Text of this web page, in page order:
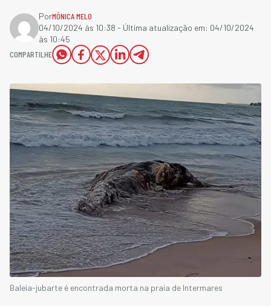
PorMÔNICA MELO
04/10/2024 às 10:38 - Última atualização em: 04/10/2024
às 10:45
COMPARTILHE
Baleia-jubarte é encontrada morta na praia de Intermares